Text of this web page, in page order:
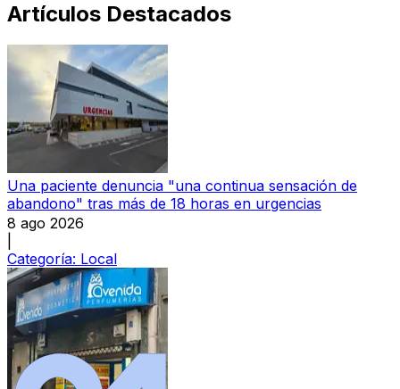
Artículos Destacados
Una paciente denuncia "una continua sensación de
abandono" tras más de 18 horas en urgencias
8 ago 2026
Categoría: Local